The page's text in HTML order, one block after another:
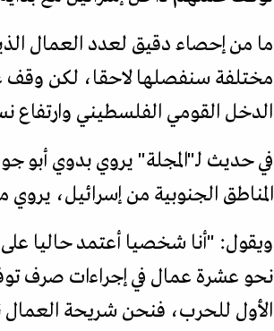
ما من إحصاء دقيق لعدد العمال
مختلفة سنفصلها لاحقا، لكن وقف
الدخل القومي الفلسطيني وارتفاع
في حديث لـ"المجلة" يروي بدوي أبو
المناطق الجنوبية من إسرائيل،
ويقول: "أنا شخصيا أعتمد حاليا
نحو عشرة عمال في إجراءات صرف
الأول للحرب، فنحن شريحة العمال